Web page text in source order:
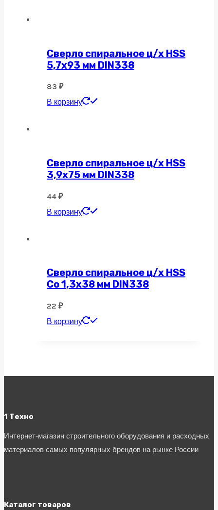
Сверло спиральное ц/х HSS
5,7х93 мм DIN338
83 ₽
В корзину
Сверло спиральное ц/х HSS
3,9х75 мм DIN338
44 ₽
В корзину
Сверло спиральное ц/х HSS
Co 1,3х38 мм DIN338
22 ₽
В корзину
1 Техно
Интернет-магазин строительного оборудования и расходных
материалов самых популярных брендов на рынке России
Каталог товаров